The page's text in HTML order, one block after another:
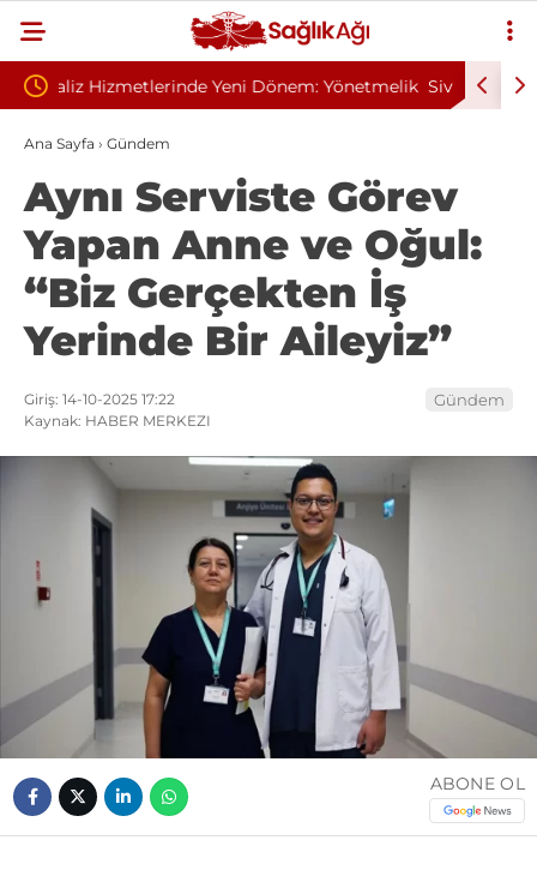
Yönetmelik Sivilce Sandı, Cilt Kanseri Çıktı: Ameliyattan 60
Dikişle Uyandı
Ana Sayfa › Gündem
Aynı Serviste Görev
Yapan Anne ve Oğul:
“Biz Gerçekten İş
Yerinde Bir Aileyiz”
Giriş: 14-10-2025 17:22
Kaynak: HABER MERKEZI
Gündem
ABONE OL